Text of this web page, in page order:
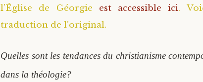
l’Église de Géorgie est accessible ici.
traduction de l’original.
Quelles sont les tendances du christianisme
dans la théologie?